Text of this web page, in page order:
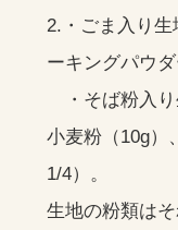
2.・ごま入り
ーキングパウダ
・そば粉入り
小麦粉（10g）
1/4）。
生地の粉類は